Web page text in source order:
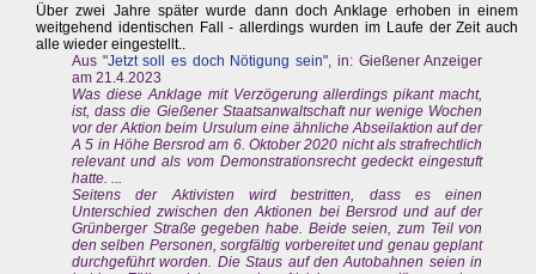
Über zwei Jahre später wurde dann doch Anklage erhoben in einem
weitgehend identischen Fall - allerdings wurden im Laufe der Zeit auch
alle wieder eingestellt..
Aus "Jetzt soll es doch Nötigung sein", in: Gießener Anzeiger
am 21.4.2023
Was diese Anklage mit Verzögerung allerdings pikant macht,
ist, dass die Gießener Staatsanwaltschaft nur wenige Wochen
vor der Aktion beim Ursulum eine ähnliche Abseilaktion auf der
A 5 in Höhe Bersrod am 6. Oktober 2020 nicht als strafrechtlich
relevant und als vom Demonstrationsrecht gedeckt eingestuft
hatte. ...
Seitens der Aktivisten wird bestritten, dass es einen
Unterschied zwischen den Aktionen bei Bersrod und auf der
Grünberger Straße gegeben habe. Beide seien, zum Teil von
den selben Personen, sorgfältig vorbereitet und genau geplant
durchgeführt worden. Die Staus auf den Autobahnen seien in